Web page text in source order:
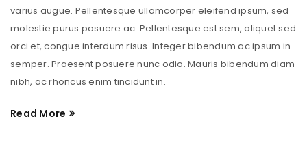
varius augue. Pellentesque ullamcorper eleifend ipsum, sed
molestie purus posuere ac. Pellentesque est sem, aliquet sed
orci et, congue interdum risus. Integer bibendum ac ipsum in
semper. Praesent posuere nunc odio. Mauris bibendum diam
nibh, ac rhoncus enim tincidunt in.
Read More